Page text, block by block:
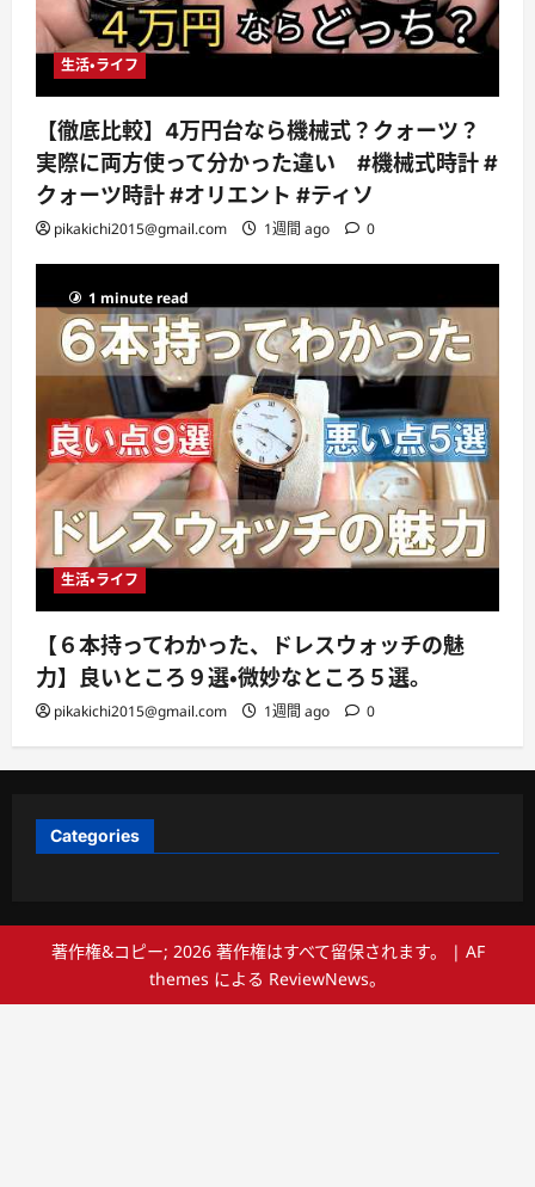
生活・ライフ
【徹底比較】4万円台なら機械式？クォーツ？
実際に両方使って分かった違い #機械式時計 #
クォーツ時計 #オリエント #ティソ
pikakichi2015@gmail.com 1週間 ago 0
1 minute read
生活・ライフ
【６本持ってわかった、ドレスウォッチの魅
力】良いところ９選・微妙なところ５選。
pikakichi2015@gmail.com 1週間 ago 0
Categories
著作権&コピー; 2026 著作権はすべて留保されます。 | AF
themes による ReviewNews。